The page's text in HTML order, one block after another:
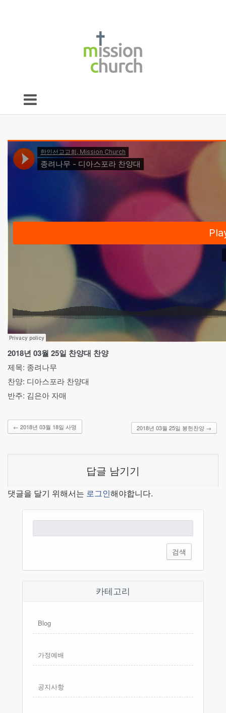
2018년 03월 25일 찬양대 찬양
제목: 종려나무
찬양: 디아스포라 찬양대
반주: 김은아 자매
← 2018년 03월 18일 사명 2018년 03월 25일 봉헌찬양 →
답글 남기기
댓글을 달기 위해서는 로그인해야합니다.
색:
카테고리
Blog
가정예배
공지사항